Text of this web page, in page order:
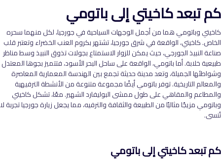
كم تبعد كاخيتي إلى باتومي
كاخيتي وباتومي هما من أجمل الوجهات السياحية في جورجيا، لكل منهما سحره
الخاص. كاخيتي، الواقعة في شرق جورجيا، تشتهر بكروم العنب الخضراء وتعتبر قلب
صناعة النبيذ الجورجي، حيث يمكن للزوار الاستمتاع بجولات تذوق النبيذ وسط مناظر
طبيعية خلابة. أما باتومي، الواقعة على ساحل البحر الأسود، فتتميز بجوها المعتدل
وشواطئها الجميلة، وتعد مدينة حديثة تجمع بين الهندسة المعمارية المعاصرة
والمعالم التاريخية. توفر باتومي أيضًا مجموعة متنوعة من الأنشطة الترفيهية
والمطاعم والمقاهي على طول ممشى البوليفارد الشهير. معًا، تشكل كاخيتي
وباتومي مزيجًا مثاليًا من الطبيعة والثقافة والترفيه، مما يجعل زيارة جورجيا تجربة لا
تُنسى.
كم تبعد كاخيتي إلى باتومي